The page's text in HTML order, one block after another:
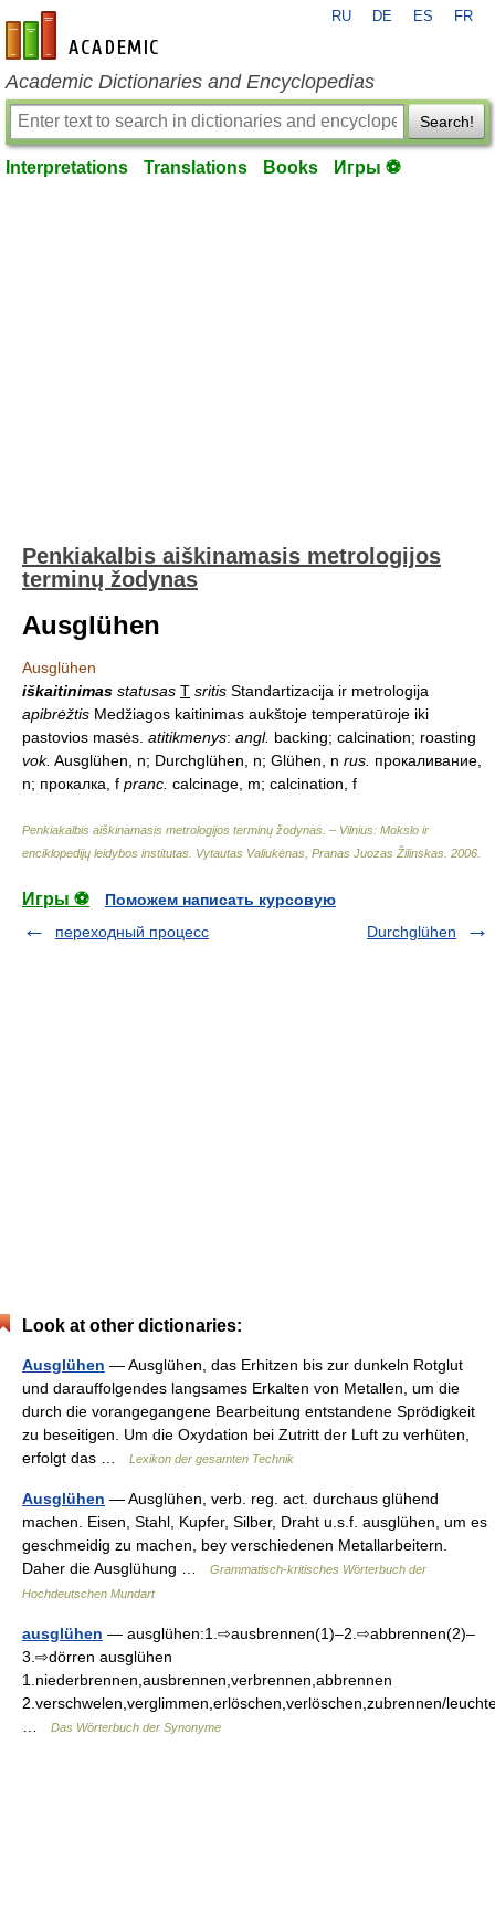
en-academic.com
RU DE ES FR
Academic Dictionaries and Encyclopedias
Search!
Interpretations Translations Books Игры ⚽
Penkiakalbis aiškinamasis metrologijos
terminų žodynas
Ausglühen
Ausglühen
iškaitinimas statusas T sritis Standartizacija ir metrologija
apibrėžtis Medžiagos kaitinimas aukštoje temperatūroje iki
pastovios masės. atitikmenys: angl. backing; calcination; roasting
vok. Ausglühen, n; Durchglühen, n; Glühen, n rus. прокаливание,
n; прокалка, f pranc. calcinage, m; calcination, f
Penkiakalbis aiškinamasis metrologijos terminų žodynas. – Vilnius: Mokslo ir
enciklopedijų leidybos institutas Vytautas Valiukėnas, Pranas Juozas Žilinskas 2006
Игры ⚽
Поможем написать курсовую
переходный процесс
Durchglühen
Look at other dictionaries:
Ausglühen — Ausglühen, das Erhitzen bis zur dunkeln Rotglut
und darauffolgendes langsames Erkalten von Metallen, um die
durch die vorangegangene Bearbeitung entstandene Sprödigkeit
zu beseitigen. Um die Oxydation bei Zutritt der Luft zu verhüten,
erfolgt das …
Lexikon der gesamten Technik
Ausglühen — Ausglühen, verb. reg. act. durchaus glühend
machen. Eisen, Stahl, Kupfer, Silber, Draht u.s.f. ausglühen, um es
geschmeidig zu machen, bey verschiedenen Metallarbeitern.
Daher die Ausglühung …
Grammatisch-kritisches Wörterbuch der
Hochdeutschen Mundart
ausglühen — ausglühen:1.⇨ausbrennen(1)–2.⇨abbrennen(2)–
3.⇨dörren ausglühen
1.niederbrennen,ausbrennen,verbrennen,abbrennen
2.verschwelen,verglimmen,erlöschen,verlöschen,zubrennen/
Das Wörterbuch der Synonyme